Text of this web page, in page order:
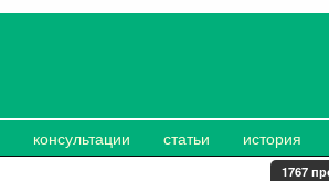
консультации статьи
история
1767